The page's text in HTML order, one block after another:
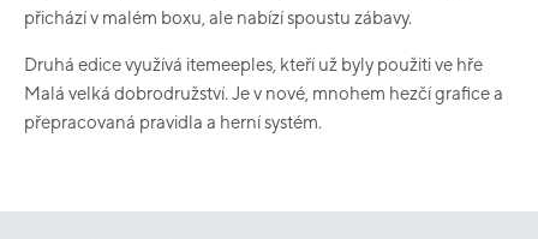
přichází v malém boxu, ale nabízí spoustu zábavy.
Druhá edice využívá itemeeples, kteří už byly použiti ve hře
Malá velká dobrodružství. Je v nové, mnohem hezčí grafice a
přepracovaná pravidla a herní systém.